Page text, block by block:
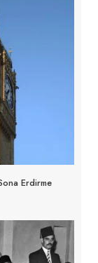
Erdirme